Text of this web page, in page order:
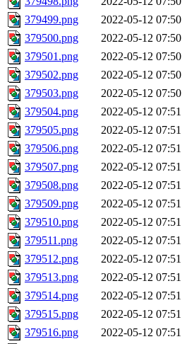
379499.png
2022-05-12 07:50
379500.png
2022-05-12 07:50
379501.png
2022-05-12 07:50
379502.png
2022-05-12 07:50
379503.png
2022-05-12 07:50
379504.png
2022-05-12 07:51
379505.png
2022-05-12 07:51
379506.png
2022-05-12 07:51
379507.png
2022-05-12 07:51
379508.png
2022-05-12 07:51
379509.png
2022-05-12 07:51
379510.png
2022-05-12 07:51
379511.png
2022-05-12 07:51
379512.png
2022-05-12 07:51
379513.png
2022-05-12 07:51
379514.png
2022-05-12 07:51
379515.png
2022-05-12 07:51
379516.png
2022-05-12 07:51